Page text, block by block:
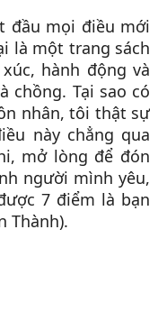
đầu mọi điều mới
là một trang sách
hành động và
chồng. Tại sao có
nhân, tôi thật sự
này chẳng qua
mở lòng để đón
người mình yêu,
7 điểm là bạn
Thành).